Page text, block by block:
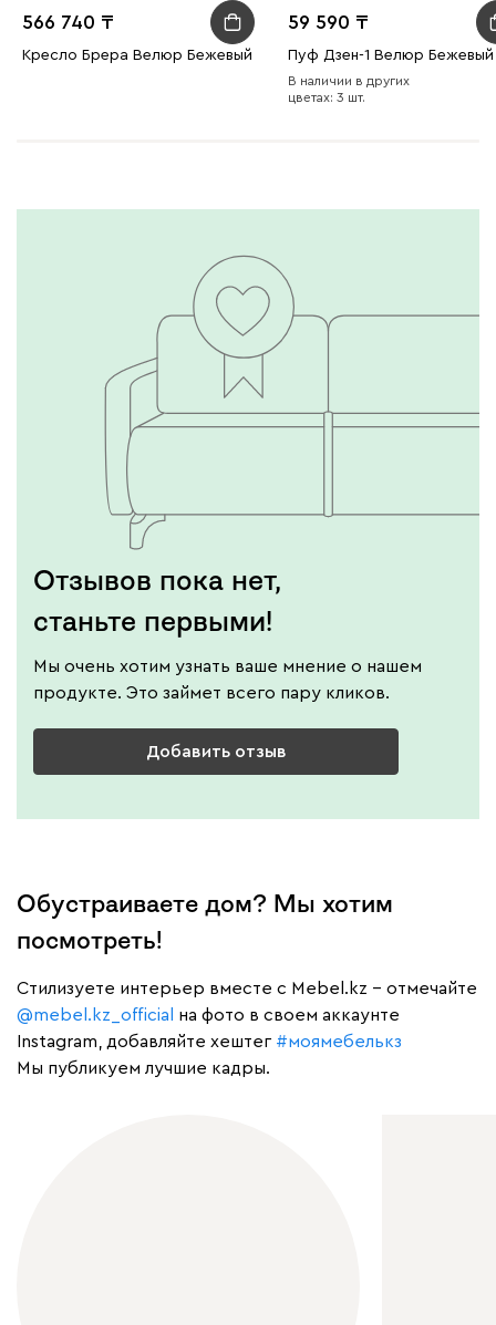
566 740
Кресло Брера Велюр Бежевый
59 590
Пуф Дзен-1 Велюр Бежевый
В наличии в других
цветах: 3 шт.
Отзывов пока нет,
станьте первыми!
Мы очень хотим узнать ваше мнение о нашем
продукте. Это займет всего пару кликов.
Добавить отзыв
Обустраиваете дом? Мы хотим
посмотреть!
Cтилизуете интерьер вместе с Mebel.kz – отмечайте
@mebel.kz_official
на фото в своем аккаунте
Instagram, добавляйте хештег #моямебелькз
Мы публикуем лучшие кадры.